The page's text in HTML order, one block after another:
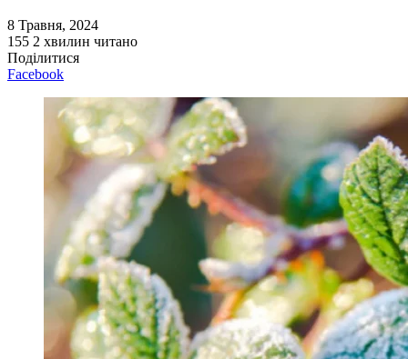
8 Травня, 2024
155 2 хвилин читано
Поділитися
Facebook